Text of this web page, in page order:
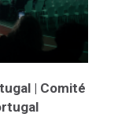
| Comité